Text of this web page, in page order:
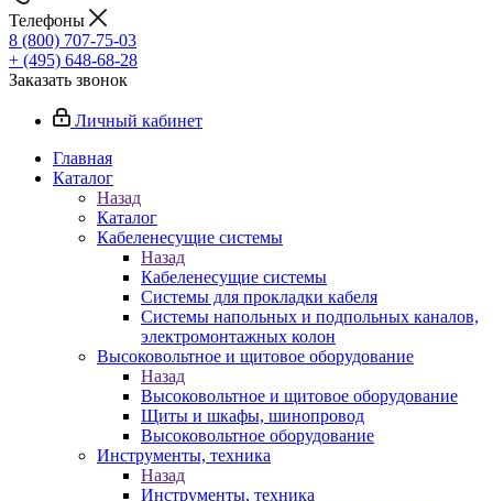
Телефоны
8 (800) 707-75-03
+ (495) 648-68-28
Заказать звонок
Личный кабинет
Главная
Каталог
Назад
Каталог
Кабеленесущие системы
Назад
Кабеленесущие системы
Системы для прокладки кабеля
Системы напольных и подпольных каналов,
электромонтажных колон
Высоковольтное и щитовое оборудование
Назад
Высоковольтное и щитовое оборудование
Щиты и шкафы, шинопровод
Высоковольтное оборудование
Инструменты, техника
Назад
Инструменты, техника